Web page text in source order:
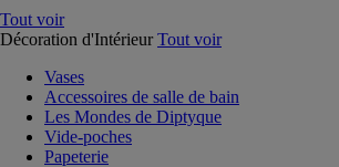
Tout voir
Décoration d'Intérieur Tout voir
Vases
Accessoires de salle de bain
Les Mondes de Diptyque
Vide-poches
Papeterie